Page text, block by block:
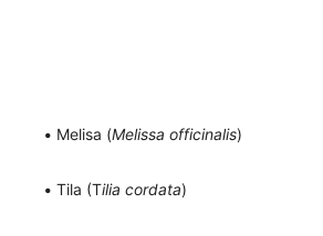
• Melisa (Melissa officinalis)
• Tila (Tilia cordata)